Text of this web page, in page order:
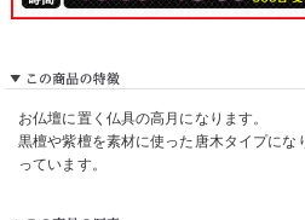
お仏壇に置く仏具の高月になります。
黒檀や紫檀を素材に使った唐木タイプにな
っています。